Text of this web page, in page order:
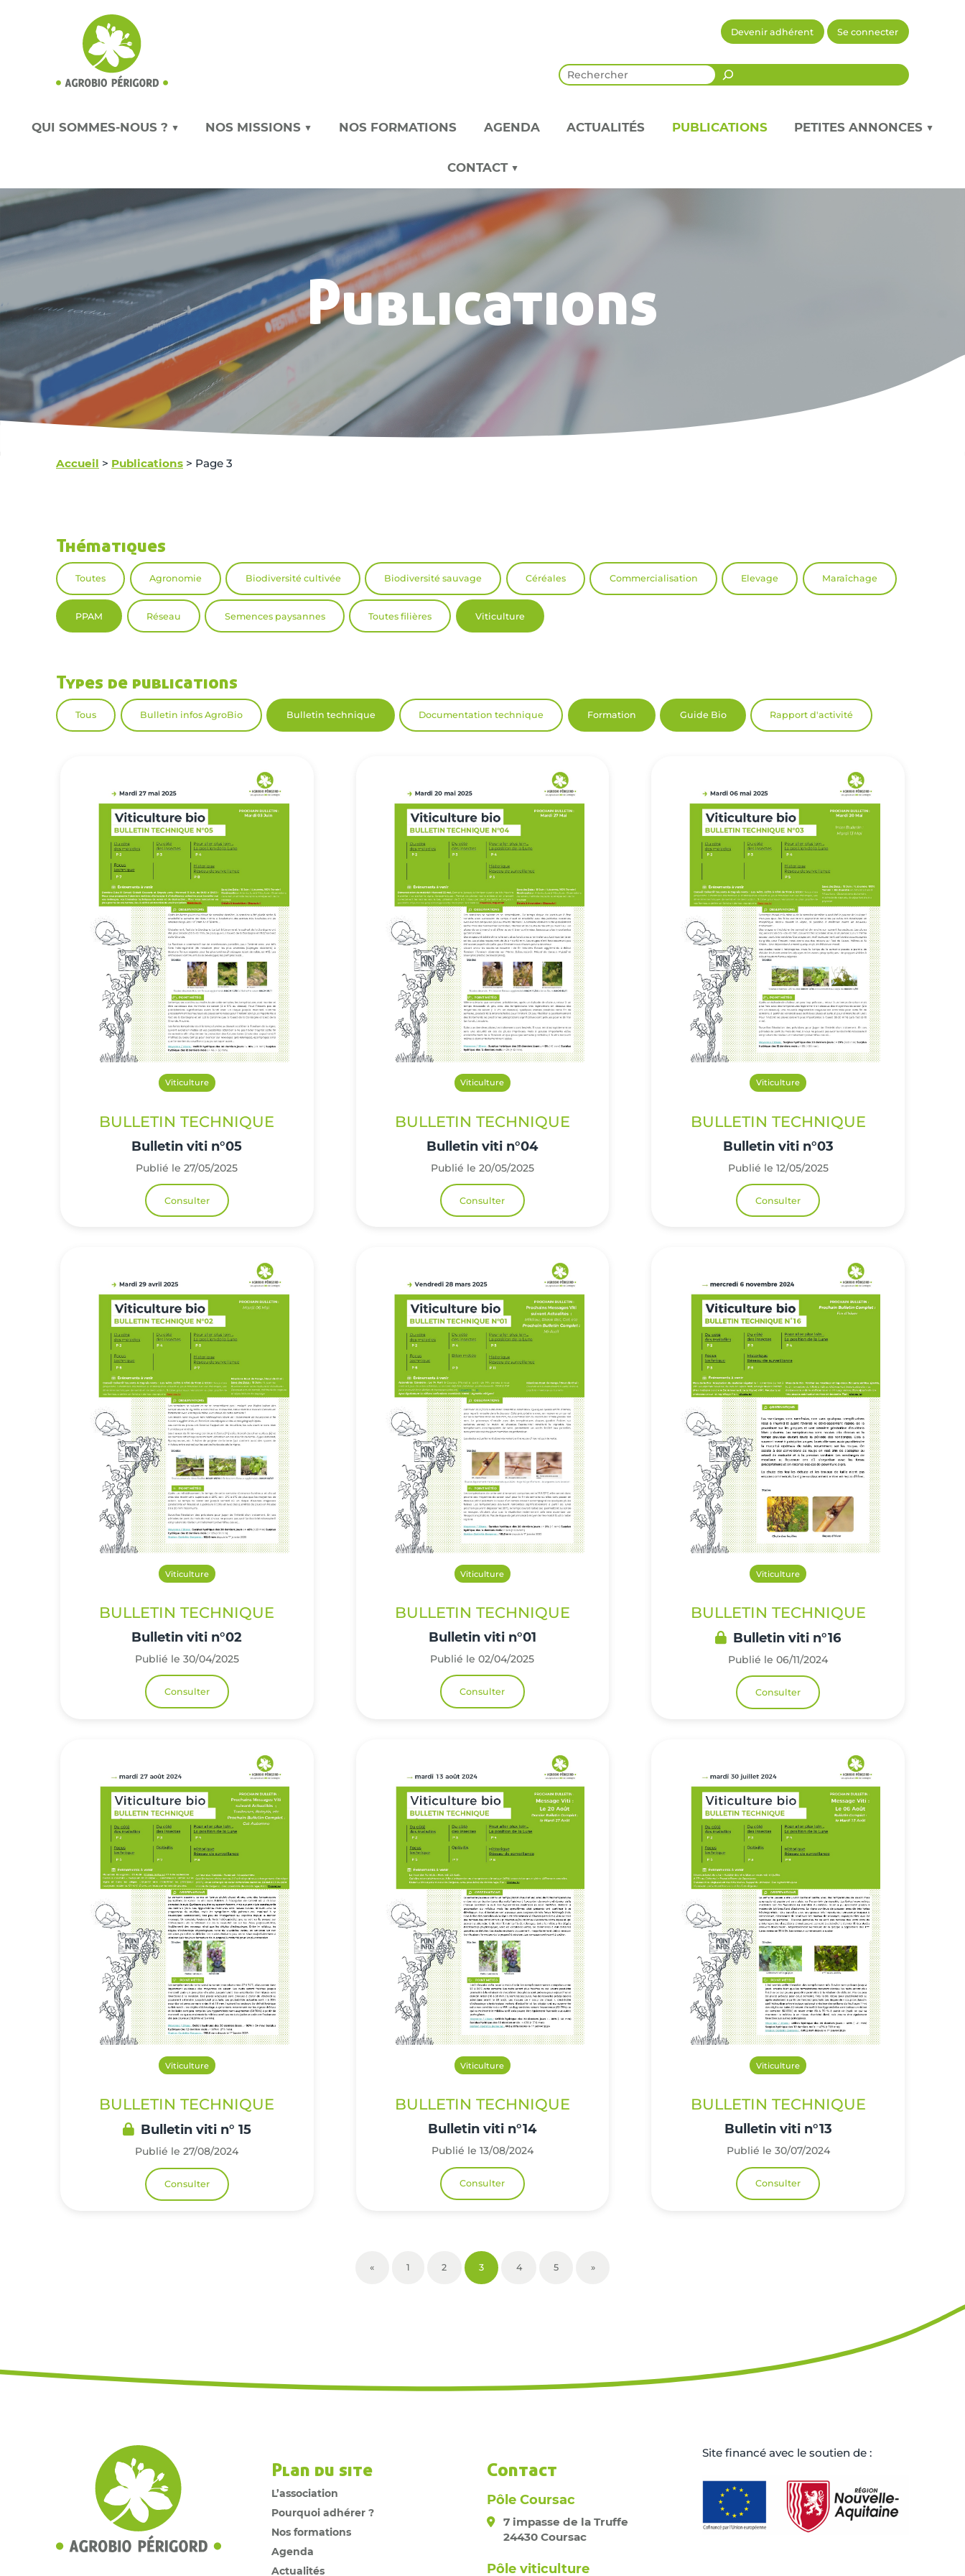
Devenir adhérent Se connecter
QUI SOMMES-NOUS ? ▼ NOS MISSIONS ▼ NOS FORMATIONS AGENDA ACTUALITÉS PUBLICATIONS PETITES ANNONCES ▼
CONTACT ▼
Publications
Accueil > Publications > Page 3
Thématiques
Toutes Agronomie Biodiversité cultivée Biodiversité sauvage Céréales Commercialisation Elevage Maraîchage
PPAM Réseau Semences paysannes Toutes filières Viticulture
Types de publications
Tous Bulletin infos AgroBio Bulletin technique Documentation technique Formation Guide Bio Rapport d'activité
Viticulture
BULLETIN TECHNIQUE
Bulletin viti n°05
Publié le 27/05/2025
Consulter
Viticulture
BULLETIN TECHNIQUE
Bulletin viti n°04
Publié le 20/05/2025
Consulter
Viticulture
BULLETIN TECHNIQUE
Bulletin viti n°03
Publié le 12/05/2025
Consulter
Viticulture
BULLETIN TECHNIQUE
Bulletin viti n°02
Publié le 30/04/2025
Consulter
Viticulture
BULLETIN TECHNIQUE
Bulletin viti n°01
Publié le 02/04/2025
Consulter
Viticulture
BULLETIN TECHNIQUE
Bulletin viti n°16
Publié le 06/11/2024
Consulter
Viticulture
BULLETIN TECHNIQUE
Bulletin viti n° 15
Publié le 27/08/2024
Consulter
Viticulture
BULLETIN TECHNIQUE
Bulletin viti n°14
Publié le 13/08/2024
Consulter
Viticulture
BULLETIN TECHNIQUE
Bulletin viti n°13
Publié le 30/07/2024
Consulter
« 1 2 3 4 5 »
Plan du site
L’association
Pourquoi adhérer ?
Nos formations
Agenda
Actualités
Contact
Pôle Coursac
7 impasse de la Truffe
24430 Coursac
Pôle viticulture
Site ﬁnancé avec le soutien de :